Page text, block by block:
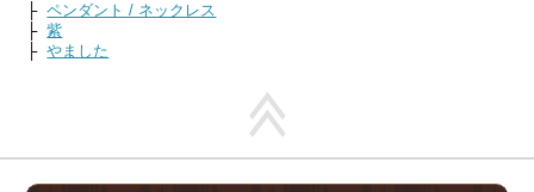
├ペンダント / ネックレス
├紫
├やました